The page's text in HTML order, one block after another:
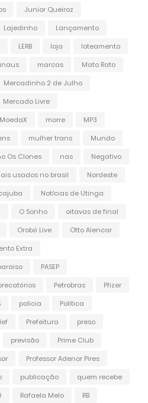
Junior Queiroz
Lajedinho
Lançamento
LERB loja
loteamento
marcas
Mato Rato
Mercadinho 2 de Julho
Mercado Livre
MoedaX morre
MP3
mulher trans
Mundo
Os Clones nas
Negativo
usados no brasil
Nordeste
Notícias de Utinga
O Sonho
oitavas de final
Orobó Live
Otto Alencar
Extra
PASEP
Petrobras
Pfizer
policia
Politica
Prefeitura
preso
previsão
Prime Club
Professor Adenor Pires
publicação
quem recebe
Rafaela Melo
RB